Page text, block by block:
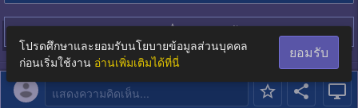
Loginเพื่อตอบกระทู้
แสดงความคิดเห็น...
โปรดศึกษาและยอมรับนโยบายข้อมูลส่วนบุคคล
ก่อนเริ่มใช้งาน อ่านเพิ่มเติมได้ที่นี่
ยอมรับ